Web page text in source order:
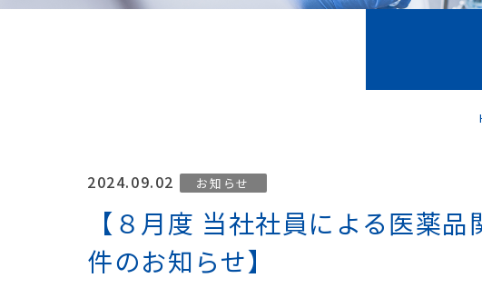
2024.09.02 お知らせ
【８月度 当社社員による医薬
件のお知らせ】